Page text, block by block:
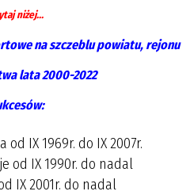
niżej...
na szczeblu powiatu, rejonu
lata 2000-2022
od IX 1969r. do IX 2007r.
od IX 1990r. do nadal
IX 2001r. do nadal